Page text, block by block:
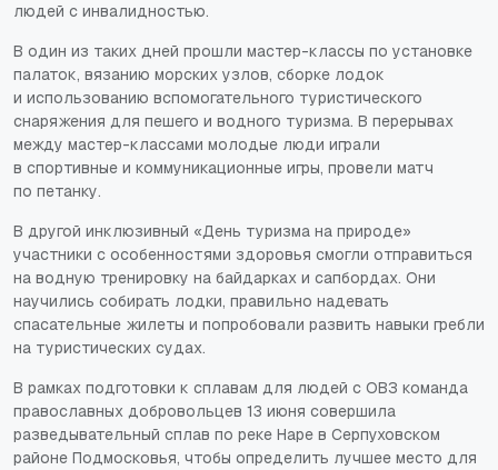
людей с инвалидностью.
В один из таких дней прошли мастер-классы по установке
палаток, вязанию морских узлов, сборке лодок
и использованию вспомогательного туристического
снаряжения для пешего и водного туризма. В перерывах
между мастер-классами молодые люди играли
в спортивные и коммуникационные игры, провели матч
по петанку.
В другой инклюзивный «День туризма на природе»
участники с особенностями здоровья смогли отправиться
на водную тренировку на байдарках и сапбордах. Они
научились собирать лодки, правильно надевать
спасательные жилеты и попробовали развить навыки гребли
на туристических судах.
В рамках подготовки к сплавам для людей с ОВЗ команда
православных добровольцев 13 июня совершила
разведывательный сплав по реке Наре в Серпуховском
районе Подмосковья, чтобы определить лучшее место для